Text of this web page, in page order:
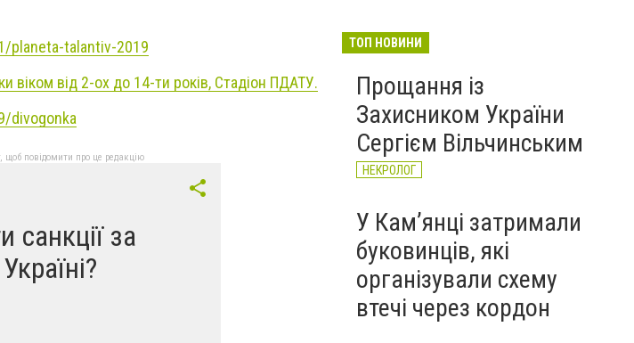
planeta-talantiv-2019
віком від 2-ох до 14-ти років, Стадіон ПДАТУ.
divogonka
щоб повідомити про це редакцію
санкції за
ТОП НОВИНИ
Прощання із
Захисником України
Сергієм Вільчинським
НЕКРОЛОГ
У Кам’янці затримали
буковинців, які
організували схему
втечі через кордон